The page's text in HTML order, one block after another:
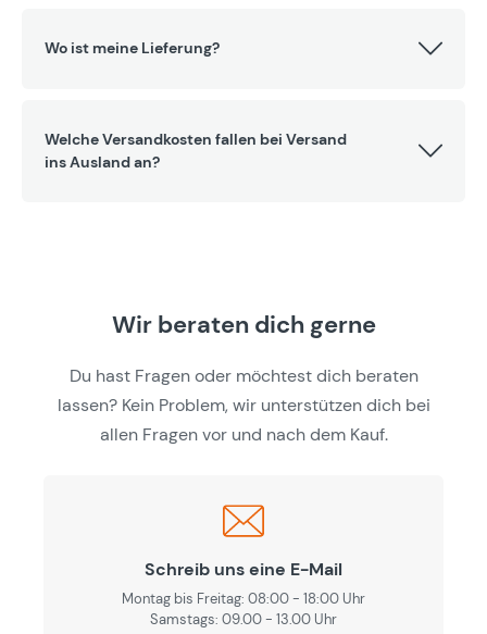
Wo ist meine Lieferung?
Welche Versandkosten fallen bei Versand
ins Ausland an?
Wir beraten dich gerne
Du hast Fragen oder möchtest dich beraten
lassen? Kein Problem, wir unterstützen dich bei
allen Fragen vor und nach dem Kauf.
Schreib uns eine E-Mail
Montag bis Freitag: 08:00 - 18:00 Uhr
Samstags: 09.00 - 13.00 Uhr